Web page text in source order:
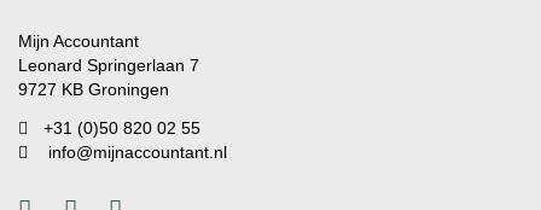
Mijn Accountant
Leonard Springerlaan 7
9727 KB Groningen
+31 (0)50 820 02 55
info@mijnaccountant.nl